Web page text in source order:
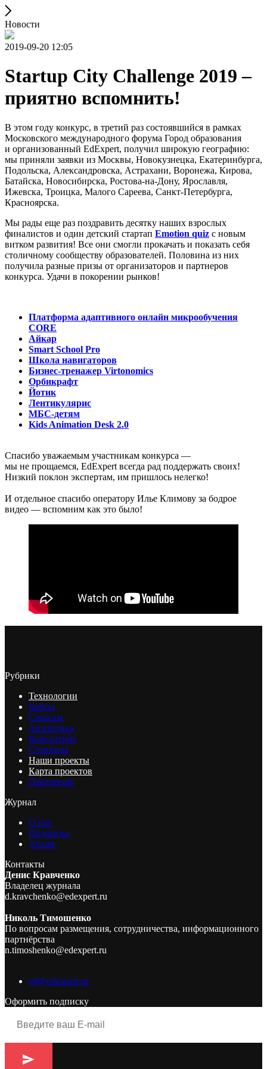
Новости
2019-09-20 12:05
Startup City Challenge 2019 –
приятно вспомнить!
В этом году конкурс, в третий раз состоявшийся в рамках
Московского международного форума Город образования
и организованный EdExpert, получил широкую географию:
мы приняли заявки из Москвы, Новокузнецка, Екатеринбурга,
Подольска, Александровска, Астрахани, Воронежа, Кирова,
Батайска, Новосибирска, Ростова-на-Дону, Ярославля,
Ижевска, Троицка, Малого Сареева, Санкт-Петербурга,
Красноярска.
Мы рады еще раз поздравить десятку наших взрослых
финалистов и один детский стартап Emotion quiz с новым
витком развития! Все они смогли прокачать и показать себя
столичному сообществу образователей. Половина из них
получила разные призы от организаторов и партнеров
конкурса. Удачи в покорении рынков!
Платформа адаптивного онлайн микрообучения
CORE
Айкар
Smart School Pro
Школа навигаторов
Бизнес-тренажер Virtonomics
Орбикрафт
Йотик
Лентикулярис
МБС-детям
Kids Animation Desk 2.0
Спасибо уважаемым участникам конкурса —
мы не прощаемся, EdExpert всегда рад поддержать своих!
Низкий поклон экспертам, им пришлось нелегко!
И отдельное спасибо оператору Илье Климову за бодрое
видео — вспомним как это было!
Рубрики
Технологии
Кейсы
Смыслы
Аналитика
Консалтинг
Стартапы
Наши проекты
Карта проектов
Партнерам
Журнал
О нас
Подписка
Архив
Контакты
Денис Кравченко
Владелец журнала
d.kravchenko@edexpert.ru
Николь Тимошенко
По вопросам размещения, сотрудничества, информационного
партнёрства
n.timoshenko@edexpert.ru
ed@edexpert.ru
Оформить подписку